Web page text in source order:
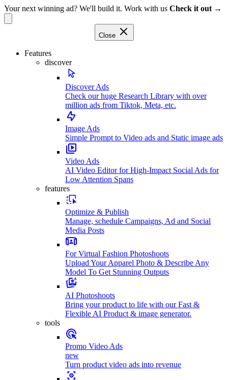
Your next winning ad? We'll build it. Work with us Check it out →
Close
Features
discover
Discover Ads
Check our huge Research Library with over
million ads from Tiktok, Meta, etc.
Image Ads
Simple Prompt to Video ads and Static image ads
Video Ads
AI Video Editor for High-Impact Social Ads for
Low Attention Spans
features
Optimize & Publish
Manage, schedule Campaigns, Ad and Social
Media Posts
For Virtual Fashion Photoshoots
Upload Your Apparel Photo & Describe Any
Model To Get Stunning Outputs
AI Photoshoots
Bring your product to life with our Fast &
Flexible AI Product & image generator.
tools
Promo Video Ads
new
Turn product video ads into revenue